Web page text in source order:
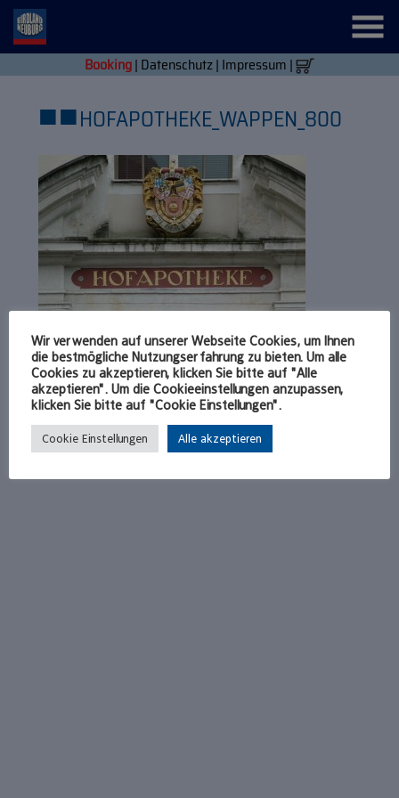
Booking| Datenschutz| Impressum |
■■HOFAPOTHEKE_WAPPEN_800
Wir verwenden auf unserer Webseite Cookies, um Ihnen
die bestmögliche Nutzungserfahrung zu bieten. Um alle
Cookies zu akzeptieren, klicken Sie bitte auf "Alle
akzeptieren". Um die Cookieeinstellungen anzupassen,
klicken Sie bitte auf "Cookie Einstellungen".
Cookie Einstellungen Alle akzeptieren